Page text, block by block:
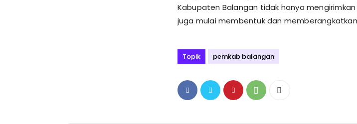
Kabupaten Balangan tidak hanya
juga mulai membentuk dan
Topik pemkab balangan